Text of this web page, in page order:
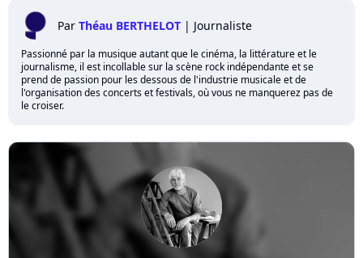
Par Théau BERTHELOT | Journaliste
Passionné par la musique autant que le cinéma, la littérature et le
journalisme, il est incollable sur la scène rock indépendante et se
prend de passion pour les dessous de l'industrie musicale et de
l'organisation des concerts et festivals, où vous ne manquerez pas de
le croiser.